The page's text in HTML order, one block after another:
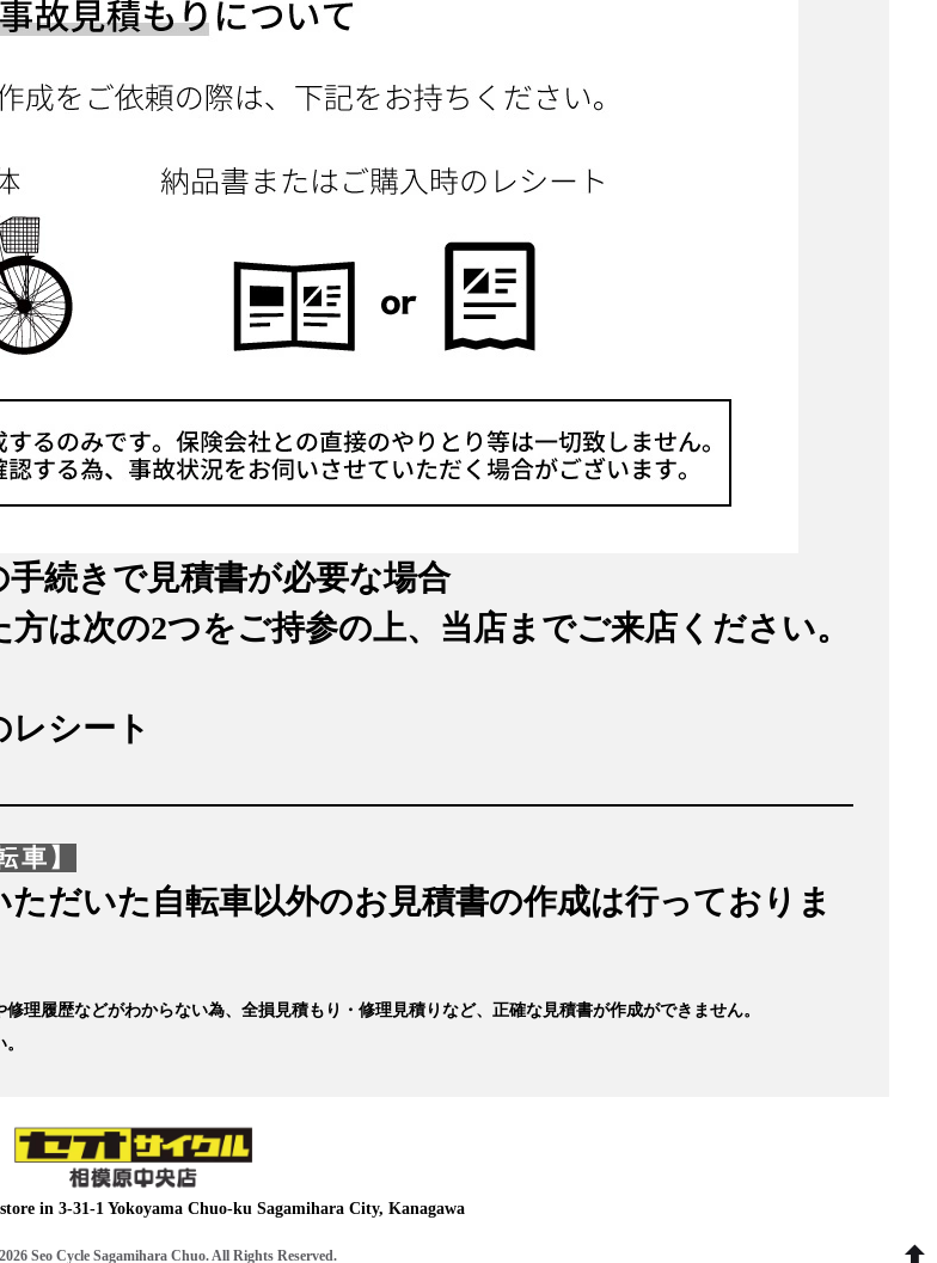
手続きで見積書が必要な場合
は次の2つをご持参の上、当店までご来店ください。
レシート
車】
だいた自転車以外のお見積書の作成は行っておりま
理履歴などがわからない為、全損見積もり・修理見積りなど、 正確な見積書が作成ができません。
in 3-31-1 Yokoyama Chuo-ku Sagamihara City, Kanagawa
Seo Cycle Sagamihara Chuo. All Rights Reserved.